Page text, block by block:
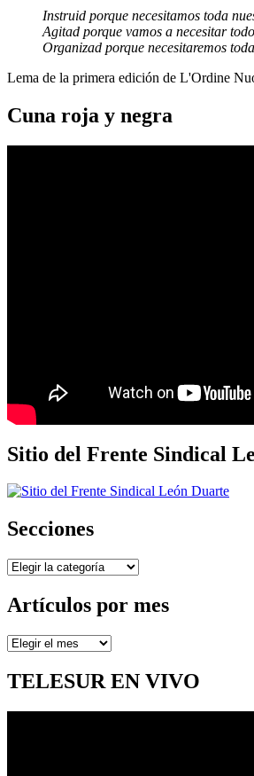
Instruid porque necesitamos toda
Agitad porque vamos a necesitar
Organizad porque necesitaremos
Lema de la primera edición de L'Ordine
Cuna roja y negra
Sitio del Frente Sindical
Secciones
Secciones
Artículos por mes
Artículos
mes
TELESUR EN VIVO